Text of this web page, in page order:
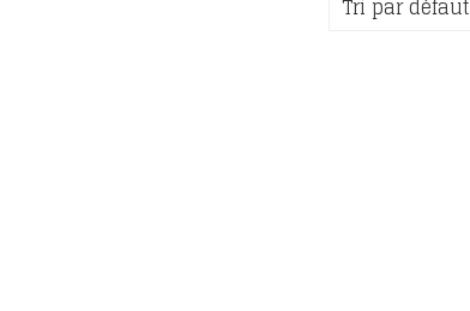
Tri par défaut